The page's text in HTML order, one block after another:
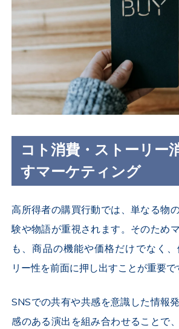
コト消費・ストーリー
すマーケティング
高所得者の購買行動では、単なる物
験や物語が重視されます。そのため
も、商品の機能や価格だけでなく
リー性を前面に押し出すことが重要で
SNSでの共有や共感を意識した情報
感のある演出を組み合わせることで